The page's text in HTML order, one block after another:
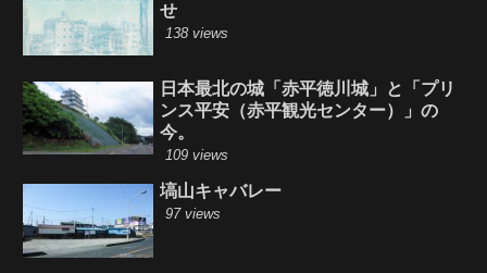
せ
138 views
日本最北の城「赤平徳川城」と「プリ
ンス平安（赤平観光センター）」の
今。
109 views
塙山キャバレー
97 views